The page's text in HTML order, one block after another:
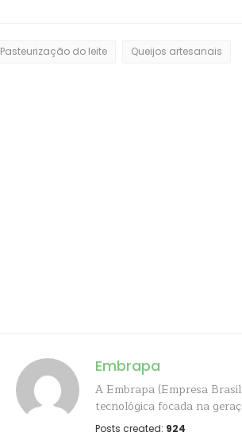
Pasteurização do leite Queijos artesanais
Embrapa
A Embrapa (Empresa
tecnológica focada na
Posts created: 924